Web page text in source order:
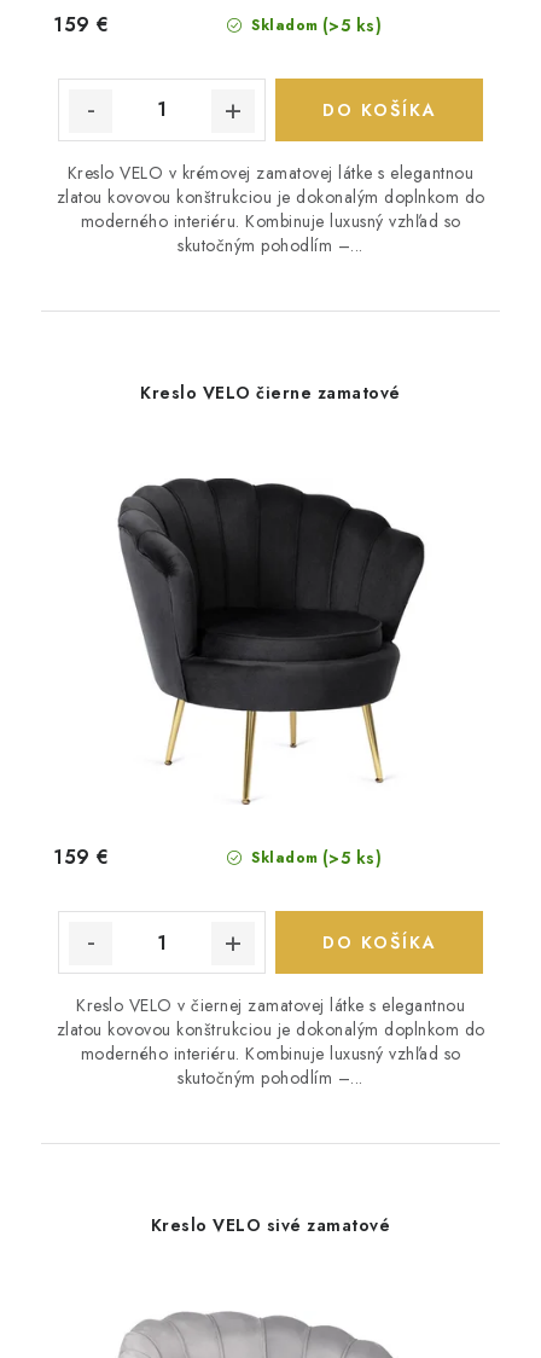
Skladom (>5 ks)
159 €
DO KOŠÍKA
Kreslo VELO v krémovej zamatovej látke s elegantnou
zlatou kovovou konštrukciou je dokonalým doplnkom do
moderného interiéru. Kombinuje luxusný vzhľad so
skutočným pohodlím –...
Kreslo VELO čierne zamatové
Skladom (>5 ks)
159 €
DO KOŠÍKA
Kreslo VELO v čiernej zamatovej látke s elegantnou
zlatou kovovou konštrukciou je dokonalým doplnkom do
moderného interiéru. Kombinuje luxusný vzhľad so
skutočným pohodlím –...
Kreslo VELO sivé zamatové